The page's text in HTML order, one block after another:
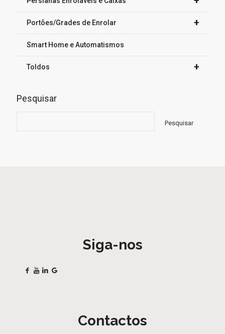
+
Portões/Grades de Enrolar
Smart Home e Automatismos
+
Toldos
Pesquisar
Pesquisar
Siga-nos
Contactos